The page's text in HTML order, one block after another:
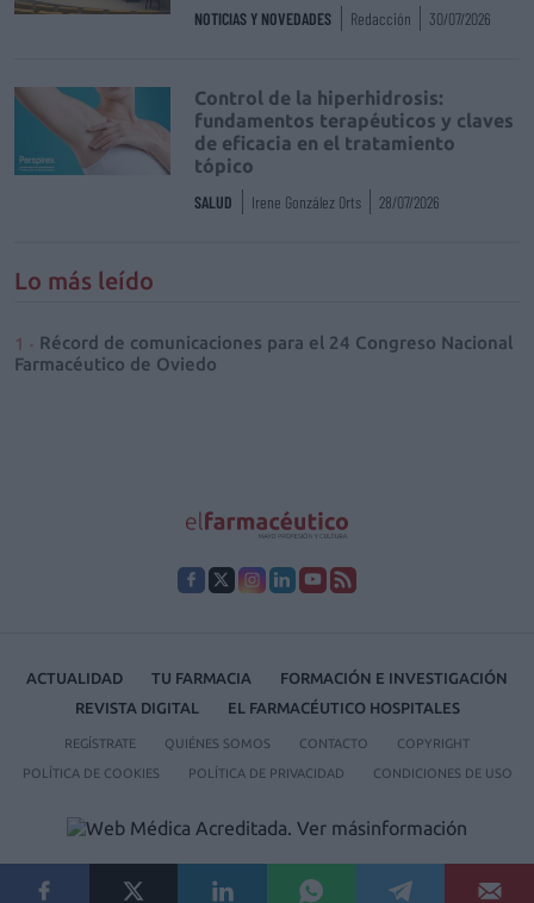
NOTICIAS Y NOVEDADES Redacción 30/07/2026
Control de la hiperhidrosis:
fundamentos terapéuticos y claves
de eficacia en el tratamiento
tópico
SALUD Irene González Orts 28/07/2026
Lo más leído
Récord de comunicaciones para el 24 Congreso Nacional
Farmacéutico de Oviedo
ACTUALIDAD TU FARMACIA
FORMACIÓN E INVESTIGACIÓN
REVISTA DIGITAL
EL FARMACÉUTICO HOSPITALES
REGÍSTRATE QUIÉNES SOMOS CONTACTO COPYRIGHT
POLÍTICA DE COOKIES POLÍTICA DE PRIVACIDAD CONDICIONES DE USO
© 2026 Ediciones MAYO, S.A.U.